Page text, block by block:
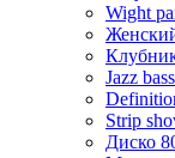
Wight
Jazz bass
Strip
Диско